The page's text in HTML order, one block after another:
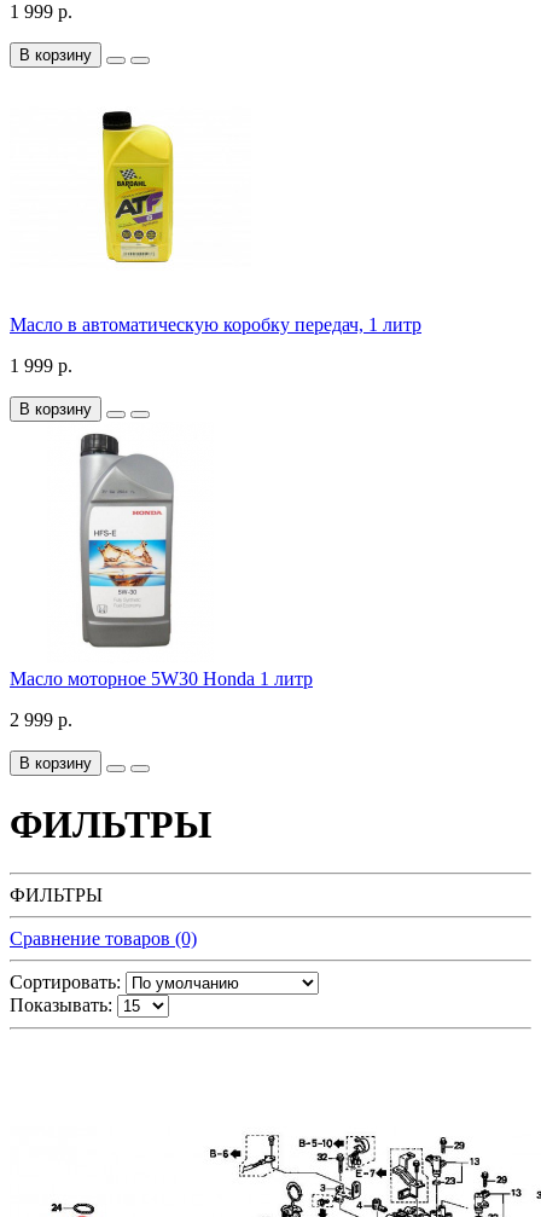
1 999 р.
В корзину
Масло в автоматическую коробку передач, 1 литр
1 999 р.
В корзину
Масло моторное 5W30 Honda 1 литр
2 999 р.
В корзину
ФИЛЬТРЫ
ФИЛЬТРЫ
Сравнение товаров (0)
Сортировать:
Показывать: